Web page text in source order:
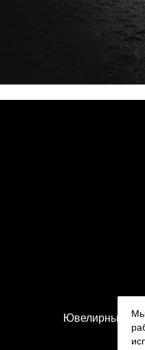
Ювелирные